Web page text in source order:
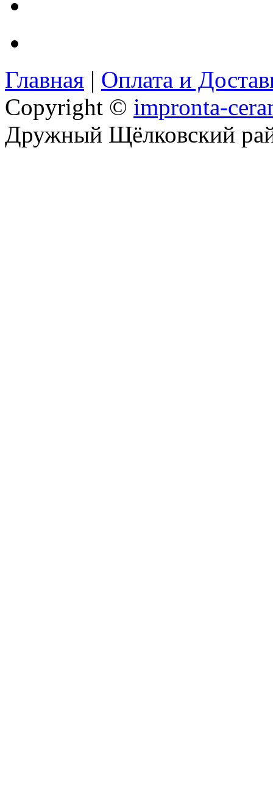
Главная | Оплата и
Copyright © impronta-
Дружный Щёлковский